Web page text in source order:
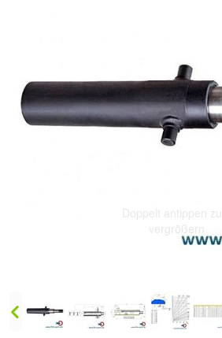
Doppelt antippen
vergrößern